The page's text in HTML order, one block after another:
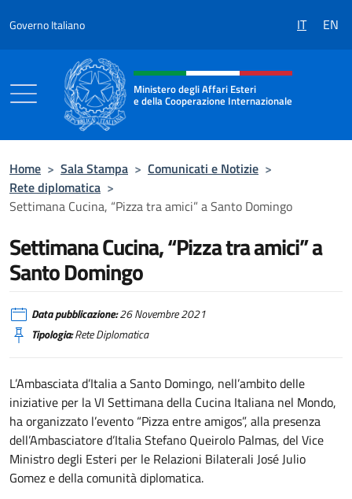
Governo Italiano IT EN
Intestazione sito, social e menù
Ministero degli Affari Esteri
e della Cooperazione Internazionale
Home > Sala Stampa > Comunicati e Notizie >
Rete diplomatica >
Settimana Cucina, “Pizza tra amici” a Santo Domingo
Settimana Cucina, “Pizza tra amici” a
Santo Domingo
Data pubblicazione:26 Novembre 2021
Tipologia:Rete Diplomatica
L’Ambasciata d’Italia a Santo Domingo, nell’ambito delle
iniziative per la VI Settimana della Cucina Italiana nel Mondo,
ha organizzato l’evento “Pizza entre amigos”, alla presenza
dell’Ambasciatore d’Italia Stefano Queirolo Palmas, del Vice
Ministro degli Esteri per le Relazioni Bilaterali José Julio
Gomez e della comunità diplomatica.